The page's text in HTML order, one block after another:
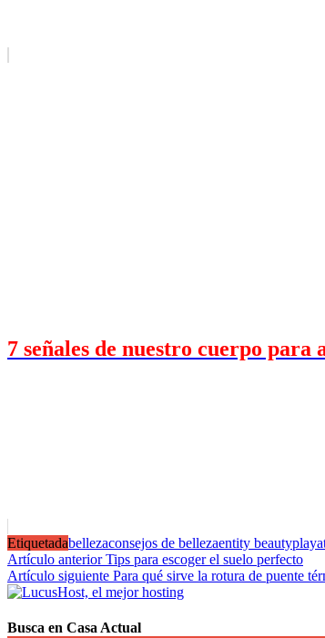
7 señales de nuestro cuerpo para
Etiquetadabellezaconsejos de bellezaentity beautyplaya
Navegación
de
Artículo anterior Tips para escoger el suelo perfecto
Artículo siguiente Para qué sirve la rotura de puente
Busca en Casa Actual